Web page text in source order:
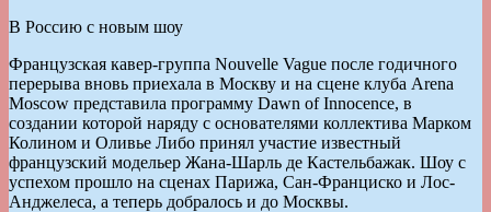
В Россию с новым шоу
Французская кавер-группа Nouvelle Vague после годичного
перерыва вновь приехала в Москву и на сцене клуба Arena
Moscow представила программу Dawn of Innocence, в
создании которой наряду с основателями коллектива Марком
Колином и Оливье Либо принял участие известный
французский модельер Жана-Шарль де Кастельбажак. Шоу с
успехом прошло на сценах Парижа, Сан-Франциско и Лос-
Анджелеса, а теперь добралось и до Москвы.